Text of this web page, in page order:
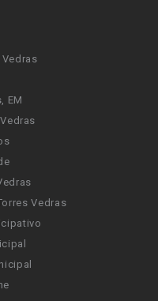
Vedras
EM
Vedras